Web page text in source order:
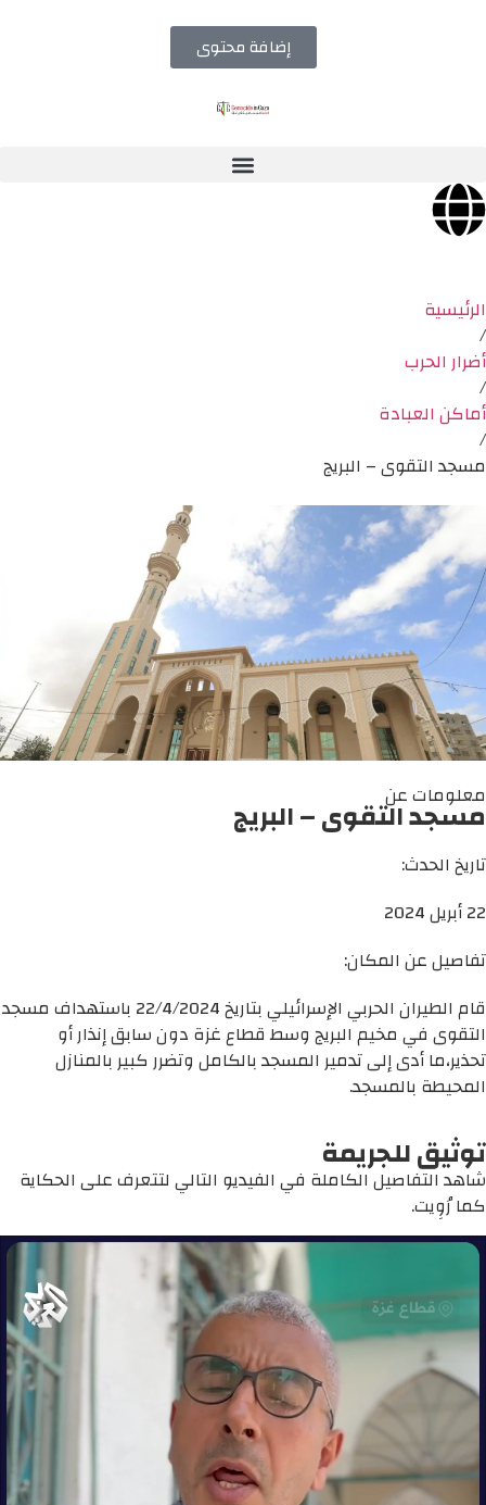
إضافة محتوى
الرئيسية
/
أضرار الحرب
/
أماكن العبادة
/
مسجد التقوى – البريج
معلومات عن
مسجد التقوى – البريج
تاريخ الحدث:
22 أبريل 2024
تفاصيل عن المكان:
قام الطيران الحربي الإسرائيلي بتاريخ 22/4/2024 باستهداف مسجد
التقوى في مخيم البريج وسط قطاع غزة دون سابق إنذار أو
تحذير،ما أدى إلى تدمير المسجد بالكامل وتضرر كبير بالمنازل
المحيطة بالمسجد.
توثيق للجريمة
شاهد التفاصيل الكاملة في الفيديو التالي لتتعرف على الحكاية
كما رُوِيت.